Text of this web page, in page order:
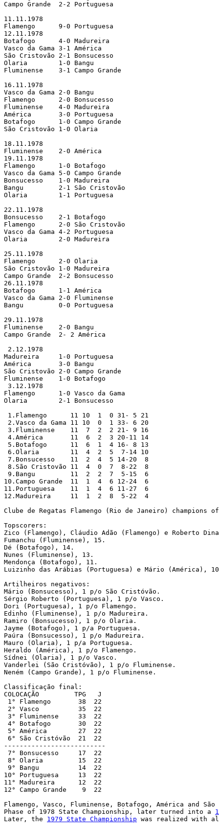
Campo Grande  2-2 Portuguesa
11.11.1978
Flamengo      9-0 Portuguesa
12.11.1978
Botafogo      4-0 Madureira
Vasco da Gama 3-1 América
São Cristovão 2-1 Bonsucesso
Olaria        1-0 Bangu
Fluminense    3-1 Campo Grande
16.11.1978
Vasco da Gama 2-0 Bangu
Flamengo      2-0 Bonsucesso
Fluminense    4-0 Madureira
América       3-0 Portuguesa
Botafogo      1-0 Campo Grande
São Cristovão 1-0 Olaria
18.11.1978
Fluminense    2-0 América
19.11.1978
Flamengo      1-0 Botafogo
Vasco da Gama 5-0 Campo Grande
Bonsucesso    1-0 Madureira
Bangu         2-1 São Cristovão
Olaria        1-1 Portuguesa
22.11.1978
Bonsucesso    2-1 Botafogo
Flamengo      2-0 São Cristovão
Vasco da Gama 4-2 Portuguesa
Olaria        2-0 Madureira
25.11.1978
Flamengo      2-0 Olaria
São Cristovão 1-0 Madureira
Campo Grande  2-2 Bonsucesso
26.11.1978
Botafogo      1-1 América
Vasco da Gama 2-0 Fluminense
Bangu         0-0 Portuguesa
29.11.1978
Fluminense    2-0 Bangu
Campo Grande  2- 2 América
2.12.1978
Madureira     1-0 Portuguesa
América       3-0 Bangu
São Cristovão 2-0 Campo Grande
Fluminense    1-0 Botafogo
3.12.1978
Flamengo      1-0 Vasco da Gama
Olaria        2-1 Bonsucesso
1.Flamengo      11 10  1  0 31- 5 21
2.Vasco da Gama 11 10  0  1 33- 6 20
3.Fluminense    11  7  2  2 21- 9 16
4.América       11  6  2  3 20-11 14
5.Botafogo      11  6  1  4 16- 8 13
6.Olaria        11  4  2  5  7-14 10
7.Bonsucesso    11  2  4  5 14-20  8
8.São Cristovão 11  4  0  7  8-22  8
9.Bangu         11  2  2  7  5-15  6
10.Campo Grande  11  1  4  6 12-24  6
11.Portuguesa    11  1  4  6 11-27  6
12.Madureira     11  1  2  8  5-22  4
Clube de Regatas Flamengo (Rio de Janeiro) champions
Topscorers:
Zico (Flamengo), Cláudio Adão (Flamengo) e Roberto
Fumanchu (Fluminense), 15.
Dé (Botafogo), 14.
Nunes (Fluminense), 13.
Mendonça (Botafogo), 11.
Luizinho das Arábias (Portuguesa) e Mário (América),
Artilheiros negativos:
Mário (Bonsucesso), 1 p/o São Cristóvão.
Sérgio Roberto (Portuguesa), 1 p/o Vasco.
Dori (Portuguesa), 1 p/o Flamengo.
Edinho (Fluminense), 1 p/o Madureira.
Ramiro (Bonsucesso), 1 p/o Olaria.
Jayme (Botafogo), 1 p/a Portuguesa.
Paúra (Bonsucesso), 1 p/o Madureira.
Mauro (Olaria), 1 p/a Portuguesa.
Heraldo (América), 1 p/o Flamengo.
Sídnei (Olaria), 1 p/o Vasco.
Vanderlei (São Cristóvão), 1 p/o Fluminense.
Neném (Campo Grande), 1 p/o Fluminense.
Classificação final:
COLOCAÇÃO         TPG   J
1° Flamengo       38  22
2° Vasco          35  22
3° Fluminense     33  22
4° Botafogo       30  22
5° América        27  22
6° São Cristóvão  21  22
--------------------------
7° Bonsucesso     17  22
8° Olaria         15  22
9° Bangu          14  22
10° Portuguesa     13  22
11° Madureira      12  22
12° Campo Grande    9  22
Flamengo, Vasco, Fluminense, Botafogo, América and
Phase of 1978 State Championship, later turned into a
Later, the 1979 State Championship was realized with